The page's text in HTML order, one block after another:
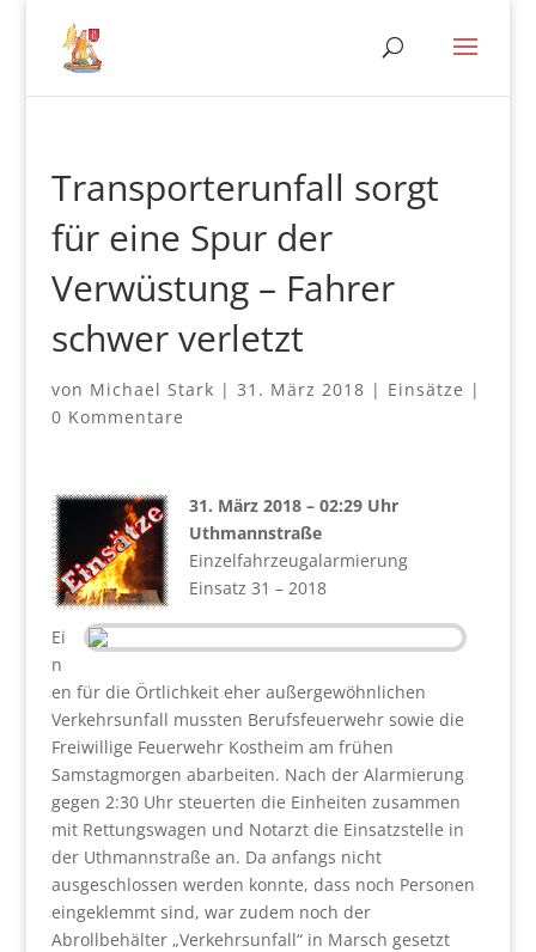
Transporterunfall sorgt
für eine Spur der
Verwüstung – Fahrer
schwer verletzt
von Michael Stark | 31. März 2018 | Einsätze |
0 Kommentare
31. März 2018 – 02:29 Uhr
Uthmannstraße
Einzelfahrzeugalarmierung
Einsatz 31 – 2018
Ei
n
en für die Örtlichkeit eher außergewöhnlichen
Verkehrsunfall mussten Berufsfeuerwehr sowie die
Freiwillige Feuerwehr Kostheim am frühen
Samstagmorgen abarbeiten. Nach der Alarmierung
gegen 2:30 Uhr steuerten die Einheiten zusammen
mit Rettungswagen und Notarzt die Einsatzstelle in
der Uthmannstraße an. Da anfangs nicht
ausgeschlossen werden konnte, dass noch Personen
eingeklemmt sind, war zudem noch der
Abrollbehälter „Verkehrsunfall“ in Marsch gesetzt